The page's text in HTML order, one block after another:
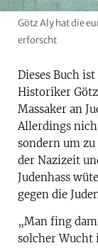
Götz Aly hat die
erforscht
Dieses Buch
Historiker
Massaker an
Allerdings
sondern um
der Nazizeit
Judenhass
gegen die
„Man fing
solcher Wucht